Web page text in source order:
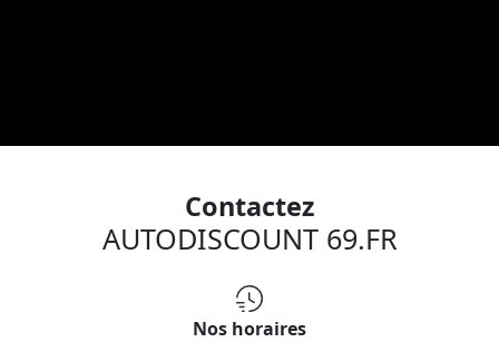
Contactez
AUTODISCOUNT 69.FR
Nos horaires